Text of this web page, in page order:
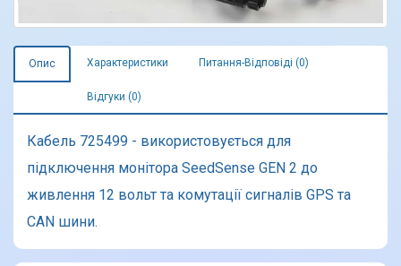
Опис Характеристики Питання-Відповіді (0)
Відгуки (0)
Кабель 725499 - використовується для
підключення монітора SeedSense GEN 2 до
живлення 12 вольт та комутації сигналів GPS та
CAN шини.